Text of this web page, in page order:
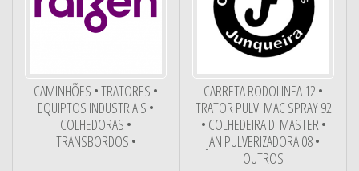
CAMINHÕES • TRATORES •
EQUIPTOS INDUSTRIAIS •
COLHEDORAS •
TRANSBORDOS •
CARRETA RODOLINEA 12 •
TRATOR PULV. MAC SPRAY 92
• COLHEDEIRA D. MASTER •
JAN PULVERIZADORA 08 •
OUTROS